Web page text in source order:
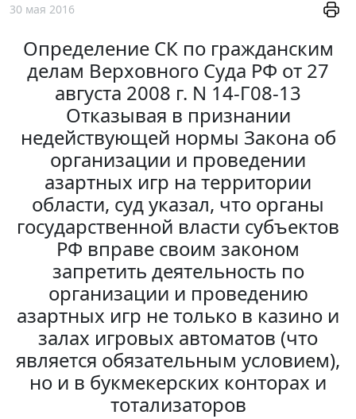
30 мая 2016
Определение СК по гражданским
делам Верховного Суда РФ от 27
августа 2008 г. N 14-Г08-13
Отказывая в признании
недействующей нормы Закона об
организации и проведении
азартных игр на территории
области, суд указал, что органы
государственной власти субъектов
РФ вправе своим законом
запретить деятельность по
организации и проведению
азартных игр не только в казино и
залах игровых автоматов (что
является обязательным условием),
но и в букмекерских конторах и
тотализаторов